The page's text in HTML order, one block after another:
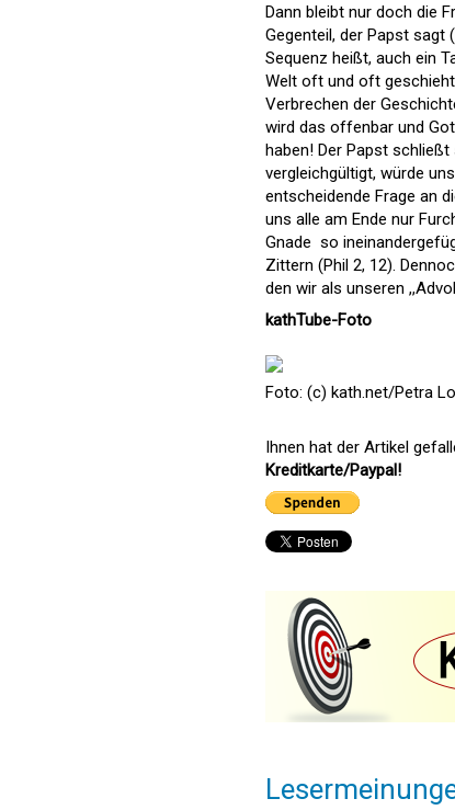
Dann bleibt nur doch die
Gegenteil, der Papst sagt
Sequenz heißt, auch ein
Welt oft und oft
Verbrechen der
wird das offenbar und
haben! Der Papst schließt
vergleichgültigt, würde
entscheidende Frage an
uns alle am Ende nur
Gnade  so
Zittern (Phil 2, 12).
den wir als unseren
kathTube-Foto
Foto: (c) kath.net/Petra
Ihnen hat der Artikel
Kreditkarte/Paypal!